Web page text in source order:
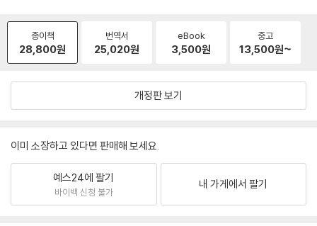
종이책
28,800원
번역서
25,020원
eBook
3,500원
중고
13,500원~
개정판 보기
이미 소장하고 있다면 판매해 보세요.
예스24에 팔기
바이백 신청 불가
내 가게에서 팔기